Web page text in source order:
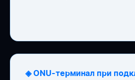
◈ ONU-терминал при